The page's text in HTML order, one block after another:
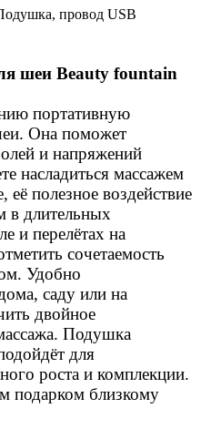
провод USB
шеи Beauty fountain
портативную
Она поможет
и напряжений
насладиться массажем
полезное воздействие
в длительных
и перелётах на
сочетаемость
Удобно
саду или на
двойное
Подушка
для
роста и комплекции.
подарком близкому